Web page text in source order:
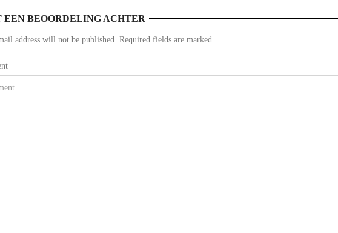
EEN BEOORDELING ACHTER
address will not be published. Required fields are marked